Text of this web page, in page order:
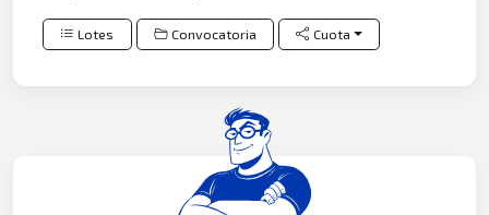
Lotes Convocatoria Cuota